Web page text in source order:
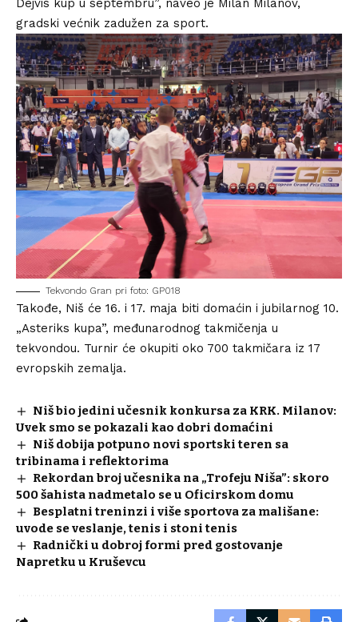
Dejvis kup u septembru”, naveo je Milan Milanov,
gradski većnik zadužen za sport.
Tekvondo Gran pri foto: GP018
Takođe, Niš će 16. i 17. maja biti domaćin i jubilarnog 10.
„Asteriks kupa”, međunarodnog takmičenja u
tekvondou. Turnir će okupiti oko 700 takmičara iz 17
evropskih zemalja.
Niš bio jedini učesnik konkursa za KRK. Milanov:
Uvek smo se pokazali kao dobri domaćini
Niš dobija potpuno novi sportski teren sa
tribinama i reflektorima
Rekordan broj učesnika na „Trofeju Niša”: skoro
500 šahista nadmetalo se u Oficirskom domu
Besplatni treninzi i više sportova za mališane:
uvode se veslanje, tenis i stoni tenis
Radnički u dobroj formi pred gostovanje
Napretku u Kruševcu